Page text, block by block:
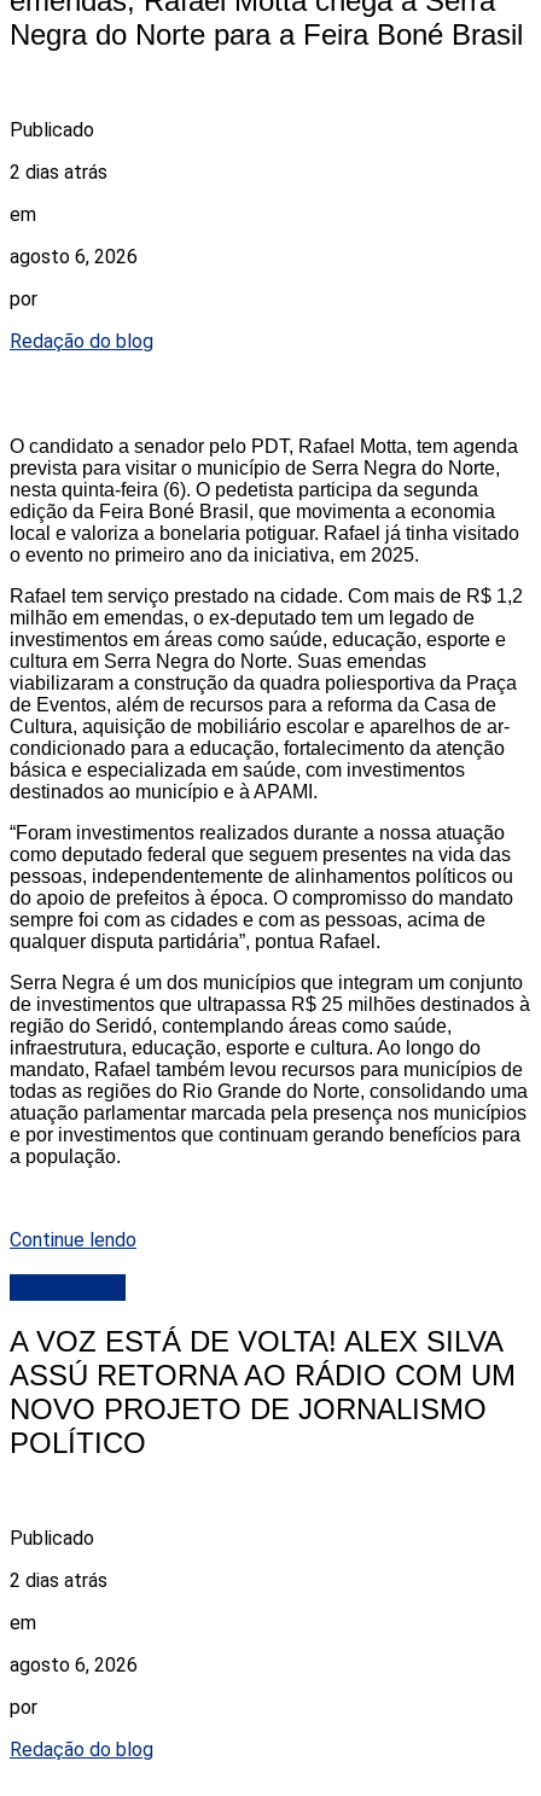
Negra do Norte para a Feira Boné Brasil
Publicado
2 dias atrás
em
agosto 6, 2026
por
Redação do blog
O candidato a senador pelo PDT, Rafael Motta, tem agenda
prevista para visitar o município de Serra Negra do Norte,
nesta quinta-feira (6). O pedetista participa da segunda
edição da Feira Boné Brasil, que movimenta a economia
local e valoriza a bonelaria potiguar. Rafael já tinha visitado
o evento no primeiro ano da iniciativa, em 2025.
Rafael tem serviço prestado na cidade. Com mais de R$ 1,2
milhão em emendas, o ex-deputado tem um legado de
investimentos em áreas como saúde, educação, esporte e
cultura em Serra Negra do Norte. Suas emendas
viabilizaram a construção da quadra poliesportiva da Praça
de Eventos, além de recursos para a reforma da Casa de
Cultura, aquisição de mobiliário escolar e aparelhos de ar-
condicionado para a educação, fortalecimento da atenção
básica e especializada em saúde, com investimentos
destinados ao município e à APAMI.
“Foram investimentos realizados durante a nossa atuação
como deputado federal que seguem presentes na vida das
pessoas, independentemente de alinhamentos políticos ou
do apoio de prefeitos à época. O compromisso do mandato
sempre foi com as cidades e com as pessoas, acima de
qualquer disputa partidária”, pontua Rafael.
Serra Negra é um dos municípios que integram um conjunto
de investimentos que ultrapassa R$ 25 milhões destinados à
região do Seridó, contemplando áreas como saúde,
infraestrutura, educação, esporte e cultura. Ao longo do
mandato, Rafael também levou recursos para municípios de
todas as regiões do Rio Grande do Norte, consolidando uma
atuação parlamentar marcada pela presença nos municípios
e por investimentos que continuam gerando benefícios para
a população.
Continue lendo
A VOZ ESTÁ DE VOLTA! ALEX SILVA
ASSÚ RETORNA AO RÁDIO COM UM
NOVO PROJETO DE JORNALISMO
POLÍTICO
Publicado
2 dias atrás
em
agosto 6, 2026
por
Redação do blog